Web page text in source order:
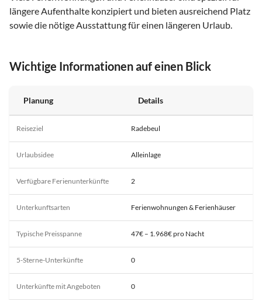
längere Aufenthalte konzipiert und bieten ausreichend Platz
sowie die nötige Ausstattung für einen längeren Urlaub.
Wichtige Informationen auf einen Blick
Planung Details
Reiseziel Radebeul
Urlaubsidee Alleinlage
Verfügbare Ferienunterkünfte 2
Unterkunftsarten Ferienwohnungen & Ferienhäuser
Typische Preisspanne 47€ – 1.968€ pro Nacht
5-Sterne-Unterkünfte 0
Unterkünfte mit Angeboten 0